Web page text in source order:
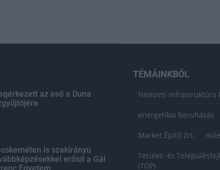
az eső a Duna
is szakirányú
erősít a Gál
TÉMÁINKBÓL
Nemzeti Infrastruktúra
energetikai beruházás
Market Építő Zrt.
Terület- és
(TOP)